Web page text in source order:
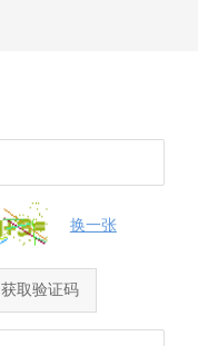
换一张
获取验证码